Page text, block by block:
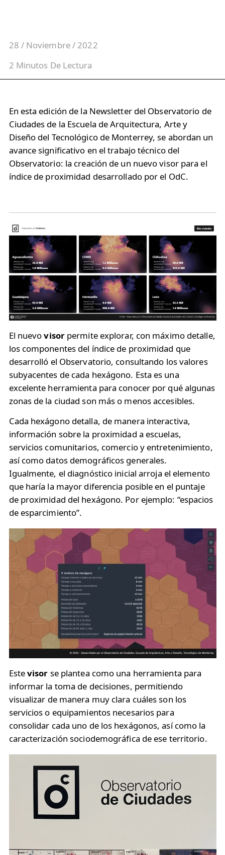
28 / Noviembre / 2022
2 Minutos De Lectura
En esta edición de la Newsletter del Observatorio de
Ciudades de la Escuela de Arquitectura, Arte y
Diseño del Tecnológico de Monterrey, se abordan un
avance significativo en el trabajo técnico del
Observatorio: la creación de un nuevo visor para el
índice de proximidad desarrollado por el OdC.
El nuevovisorpermite explorar, con máximo detalle,
los componentes del índice de proximidad que
desarrolló el Observatorio, consultando los valores
subyacentes de cada hexágono. Esta es una
excelente herramienta para conocer por qué algunas
zonas de la ciudad son más o menos accesibles.
Cada hexágono detalla, de manera interactiva,
información sobre la proximidad a escuelas,
servicios comunitarios, comercio y entretenimiento,
así como datos demográficos generales.
Igualmente, el diagnóstico inicial arroja el elemento
que haría la mayor diferencia posible en el puntaje
de proximidad del hexágono. Por ejemplo: “espacios
de esparcimiento”.
Estevisor se plantea como una herramienta para
informar la toma de decisiones, permitiendo
visualizar de manera muy clara cuáles son los
servicios o equipamientos necesarios para
consolidar cada uno de los hexágonos, así como la
caracterización sociodemográfica de ese territorio.